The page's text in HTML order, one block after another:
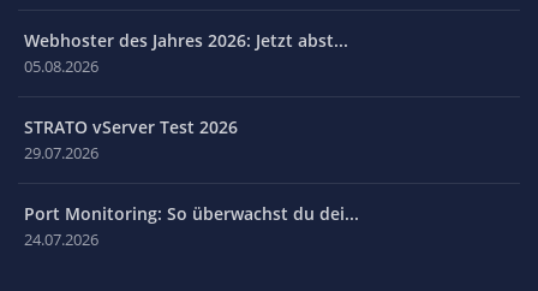
Webhoster des Jahres 2026: Jetzt abst...
05.08.2026
STRATO vServer Test 2026
29.07.2026
Port Monitoring: So überwachst du dei...
24.07.2026